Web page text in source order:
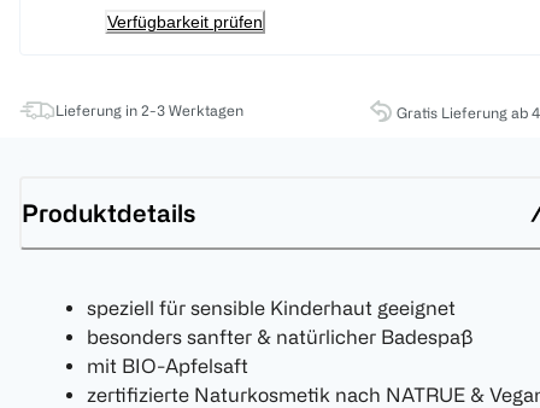
Verfügbarkeit prüfen
Lieferung in 2-3 Werktagen Gratis Lieferung ab
Produktdetails
speziell für sensible Kinderhaut geeignet
besonders sanfter & natürlicher Badespaß
mit BIO-Apfelsaft
zertifizierte Naturkosmetik nach NATRUE &